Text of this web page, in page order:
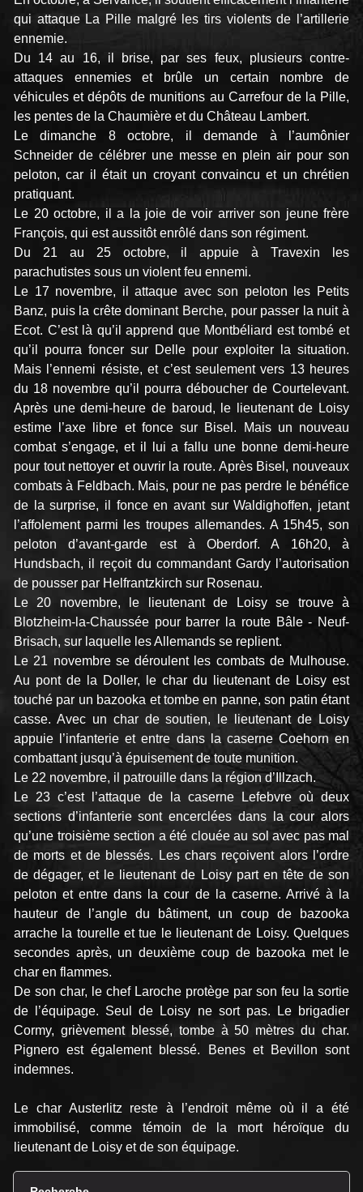
qui attaque La Pille malgré les tirs violents de l’artillerie
ennemie.
Du 14 au 16, il brise, par ses feux, plusieurs contre-
attaques ennemies et brûle un certain nombre de
véhicules et dépôts de munitions au Carrefour de la Pille,
les pentes de la Chaumière et du Château Lambert.
Le dimanche 8 octobre, il demande à l’aumônier
Schneider de célébrer une messe en plein air pour son
peloton, car il était un croyant convaincu et un chrétien
pratiquant.
Le 20 octobre, il a la joie de voir arriver son jeune frère
François, qui est aussitôt enrôlé dans son régiment.
Du 21 au 25 octobre, il appuie à Travexin les
parachutistes sous un violent feu ennemi.
Le 17 novembre, il attaque avec son peloton les Petits
Banz, puis la crête dominant Berche, pour passer la nuit à
Ecot. C’est là qu’il apprend que Montbéliard est tombé et
qu’il pourra foncer sur Delle pour exploiter la situation.
Mais l’ennemi résiste, et c’est seulement vers 13 heures
du 18 novembre qu’il pourra déboucher de Courtelevant.
Après une demi-heure de baroud, le lieutenant de Loisy
estime l’axe libre et fonce sur Bisel. Mais un nouveau
combat s’engage, et il lui a fallu une bonne demi-heure
pour tout nettoyer et ouvrir la route. Après Bisel, nouveaux
combats à Feldbach. Mais, pour ne pas perdre le bénéfice
de la surprise, il fonce en avant sur Waldighoffen, jetant
l’affolement parmi les troupes allemandes. A 15h45, son
peloton d’avant-garde est à Oberdorf. A 16h20, à
Hundsbach, il reçoit du commandant Gardy l’autorisation
de pousser par Helfrantzkirch sur Rosenau.
Le 20 novembre, le lieutenant de Loisy se trouve à
Blotzheim-la-Chaussée pour barrer la route Bâle - Neuf-
Brisach, sur laquelle les Allemands se replient.
Le 21 novembre se déroulent les combats de Mulhouse.
Au pont de la Doller, le char du lieutenant de Loisy est
touché par un bazooka et tombe en panne, son patin étant
casse. Avec un char de soutien, le lieutenant de Loisy
appuie l’infanterie et entre dans la caserne Coehorn en
combattant jusqu’à épuisement de toute munition.
Le 22 novembre, il patrouille dans la région d’Illzach.
Le 23 c’est l’attaque de la caserne Lefebvre où deux
sections d’infanterie sont encerclées dans la cour alors
qu’une troisième section a été clouée au sol avec pas mal
de morts et de blessés. Les chars reçoivent alors l’ordre
de dégager, et le lieutenant de Loisy part en tête de son
peloton et entre dans la cour de la caserne. Arrivé à la
hauteur de l’angle du bâtiment, un coup de bazooka
arrache la tourelle et tue le lieutenant de Loisy. Quelques
secondes après, un deuxième coup de bazooka met le
char en flammes.
De son char, le chef Laroche protège par son feu la sortie
de l’équipage. Seul de Loisy ne sort pas. Le brigadier
Cormy, grièvement blessé, tombe à 50 mètres du char.
Pignero est également blessé. Benes et Bevillon sont
indemnes.
Le char Austerlitz reste à l’endroit même où il a été
immobilisé, comme témoin de la mort héroïque du
lieutenant de Loisy et de son équipage.